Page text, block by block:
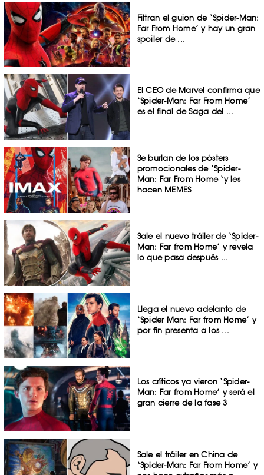
Filtran el guion de ‘Spider-Man:
Far From Home’ y hay un gran
spoiler de ...
El CEO de Marvel confirma que
‘Spider-Man: Far From Home’
es el final de Saga del ...
Se burlan de los pósters
promocionales de ‘Spider-
Man: Far From Home ‘y les
hacen MEMES
Sale el nuevo tráiler de ‘Spider-
Man: Far from Home’ y revela
lo que pasa después ...
Llega el nuevo adelanto de
‘Spider Man: Far from Home’ y
por fin presenta a los ...
Los críticos ya vieron ‘Spider-
Man: Far from Home’ y será el
gran cierre de la fase 3
Sale el tráiler en China de
‘Spider-Man: Far From Home’ y